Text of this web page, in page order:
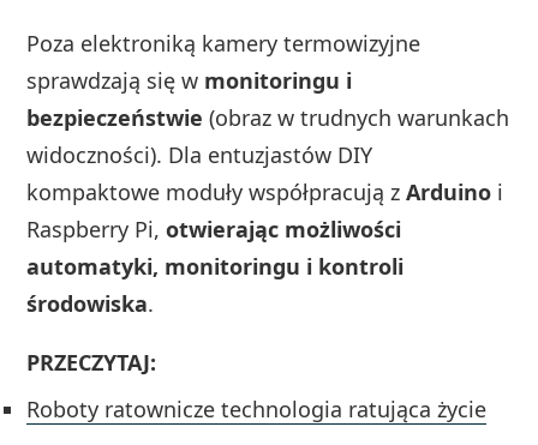
Poza elektroniką kamery termowizyjne
sprawdzają się w monitoringu i
bezpieczeństwie (obraz w trudnych warunkach
widoczności). Dla entuzjastów DIY
kompaktowe moduły współpracują zArduino i
Raspberry Pi,otwierając możliwości
automatyki, monitoringu i kontroli
środowiska.
PRZECZYTAJ:
Roboty ratownicze technologia ratująca życie